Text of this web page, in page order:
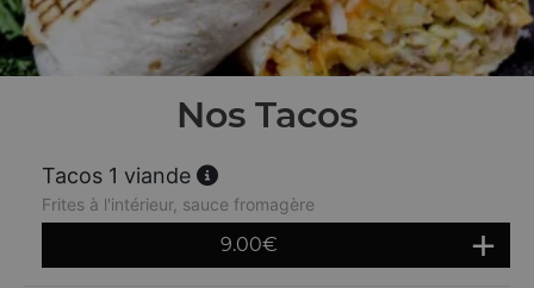
Nos Tacos
Tacos 1 viande
Frites à l'intérieur, sauce fromagère
9.00€